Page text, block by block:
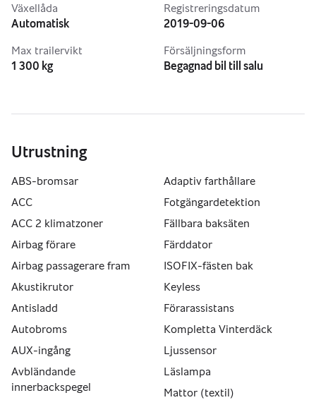
Växellåda
Automatisk
Max trailervikt
1 300 kg
Registreringsdatum
2019-09-06
Försäljningsform
Begagnad bil till salu
Utrustning
ABS-bromsar
ACC
ACC 2 klimatzoner
Airbag förare
Airbag passagerare fram
Akustikrutor
Antisladd
Autobroms
AUX-ingång
Avbländande
innerbackspegel
Adaptiv farthållare
Fotgängardetektion
Fällbara baksäten
Färddator
ISOFIX-fästen bak
Keyless
Förarassistans
Kompletta Vinterdäck
Ljussensor
Läslampa
Mattor (textil)